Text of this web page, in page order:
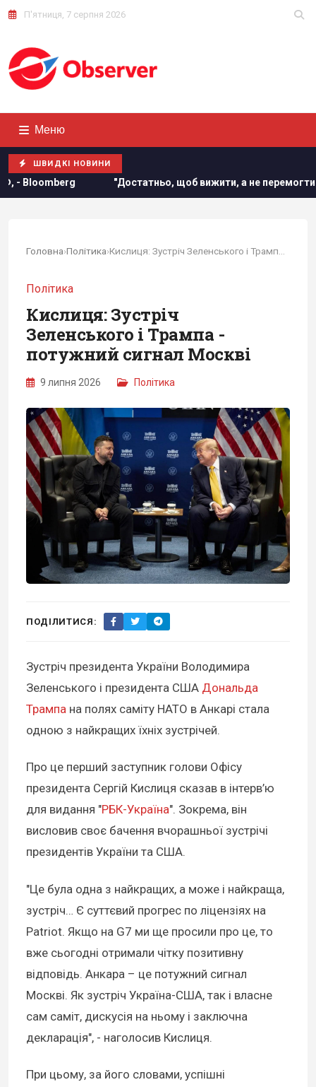
П'ятниця, 7 серпня 2026
Меню
ШВИДКІ НОВИНИ
щоб вижити, а не перемогти": ексчиновниця НАТО про
Головна›Політика›
Політика
Кислиця: Зустріч
Зеленського і Трампа -
потужний сигнал Москві
9 липня 2026 Політика
ПОДІЛИТИСЯ:
Зустріч президента України Володимира
Зеленського і президента США Дональда
Трампа на полях саміту НАТО в Анкарі стала
одною з найкращих їхніх зустрічей.
Про це перший заступник голови Офісу
президента Сергій Кислиця сказав в інтерв’ю
для видання "РБК-Україна". Зокрема, він
висловив своє бачення вчорашньої зустрічі
президентів України та США.
"Це була одна з найкращих, а може і найкраща,
зустріч… Є суттєвий прогрес по ліцензіях на
Patriot. Якщо на G7 ми ще просили про це, то
вже сьогодні отримали чітку позитивну
відповідь. Анкара – це потужний сигнал
Москві. Як зустріч Україна-США, так і власне
сам саміт, дискусія на ньому і заключна
декларація", - наголосив Кислиця.
При цьому, за його словами, успішні